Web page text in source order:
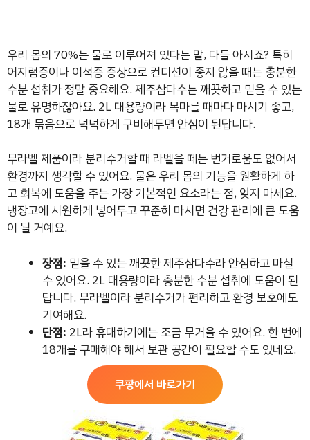
우리 몸의 70%는 물로 이루어져 있다는 말, 다들 아시죠? 특히
어지럼증이나 이석증 증상으로 컨디션이 좋지 않을 때는 충분한
수분 섭취가 정말 중요해요. 제주삼다수는 깨끗하고 믿을 수 있는
물로 유명하잖아요. 2L 대용량이라 목마를 때마다 마시기 좋고,
18개 묶음으로 넉넉하게 구비해두면 안심이 된답니다.
무라벨 제품이라 분리수거할 때 라벨을 떼는 번거로움도 없어서
환경까지 생각할 수 있어요. 물은 우리 몸의 기능을 원활하게 하
고 회복에 도움을 주는 가장 기본적인 요소라는 점, 잊지 마세요.
냉장고에 시원하게 넣어두고 꾸준히 마시면 건강 관리에 큰 도움
이 될 거예요.
장점: 믿을 수 있는 깨끗한 제주삼다수라 안심하고 마실
수 있어요. 2L 대용량이라 충분한 수분 섭취에 도움이 된
답니다. 무라벨이라 분리수거가 편리하고 환경 보호에도
기여해요.
단점: 2L라 휴대하기에는 조금 무거울 수 있어요. 한 번에
18개를 구매해야 해서 보관 공간이 필요할 수도 있네요.
쿠팡에서 바로가기